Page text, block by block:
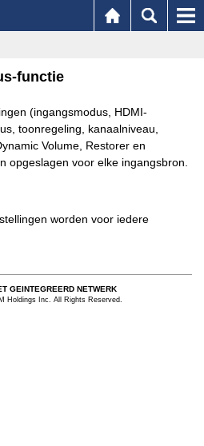
functie
(ingangsmodus, HDMI-
toonregeling, kanaalniveau,
Volume, Restorer en
opgeslagen voor elke ingangsbron.
worden voor iedere
GEINTEGREERD NETWERK
Holdings Inc. All Rights Reserved.